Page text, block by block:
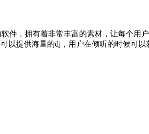
件，拥有着非常丰富的素材，让每个用
以提供海量的dj，用户在倾听的时候可以